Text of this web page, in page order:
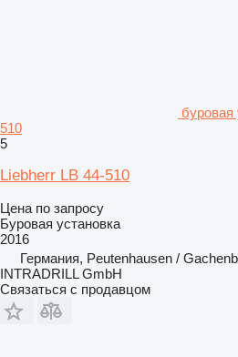
буровая
510
5
Liebherr LB 44-510
Цена по запросу
Буровая установка
2016
Германия, Peutenhausen /
INTRADRILL GmbH
Связаться с продавцом